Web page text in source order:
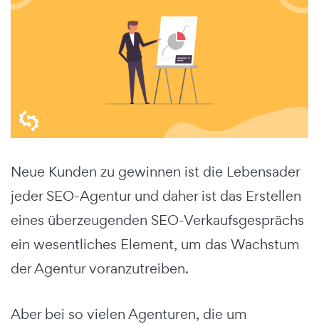
Neue Kunden zu gewinnen ist die Lebensader
jeder SEO-Agentur und daher ist das Erstellen
eines überzeugenden SEO-Verkaufsgesprächs
ein wesentliches Element, um das Wachstum
der Agentur voranzutreiben.
Aber bei so vielen Agenturen, die um